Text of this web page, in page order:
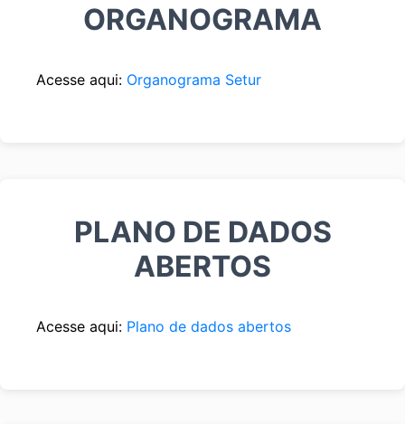
ORGANOGRAMA
Acesse aqui: Organograma Setur
PLANO DE DADOS
ABERTOS
Acesse aqui: Plano de dados abertos